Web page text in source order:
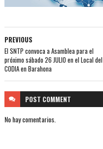
PREVIOUS
El SNTP convoca a Asamblea para el
próximo sábado 26 JULIO en el Local del
CODIA en Barahona
POST COMMENT
No hay comentarios.